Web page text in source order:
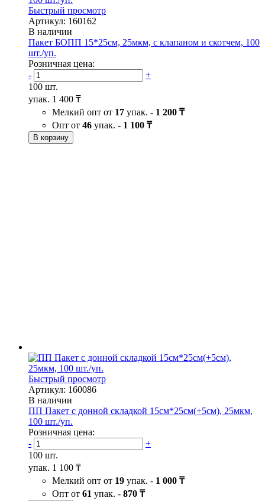
Быстрый просмотр
Артикул: 160162
В наличии
Пакет БОПП 15*25см, 25мкм, с клапаном и скотчем, 100
шт./уп.
Розничная цена:
-
+
100 шт.
упак. 1 400 ₸
Мелкий опт от 17 упак. - 1 200 ₸
Опт от 46 упак. - 1 100 ₸
В корзину
Быстрый просмотр
Артикул: 160086
В наличии
ПП Пакет с донной складкой 15см*25см(+5см), 25мкм,
100 шт./уп.
Розничная цена:
-
+
100 шт.
упак. 1 100 ₸
Мелкий опт от 19 упак. - 1 000 ₸
Опт от 61 упак. - 870 ₸